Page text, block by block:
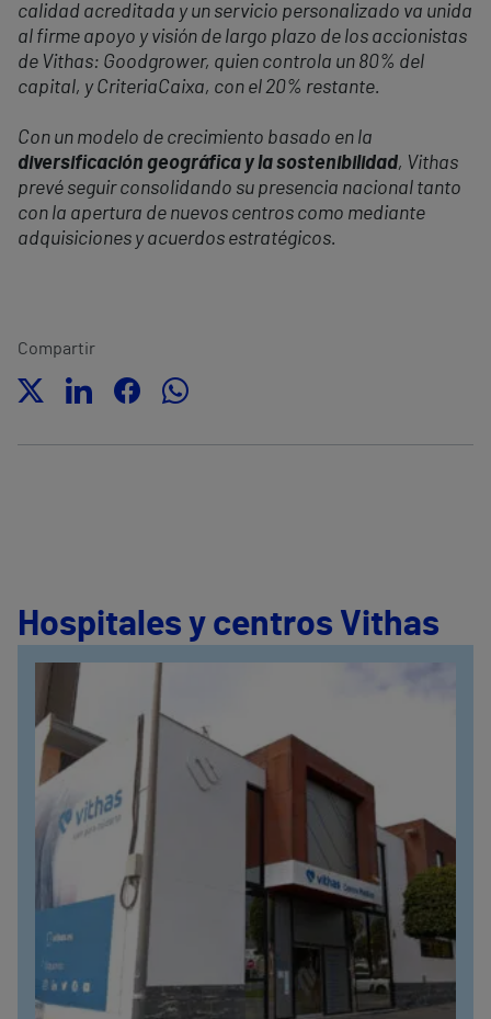
calidad acreditada y un servicio personalizado va unida
al firme apoyo y visión de largo plazo de los accionistas
de Vithas: Goodgrower, quien controla un 80% del
capital, y CriteriaCaixa, con el 20% restante.
Con un modelo de crecimiento basado en la
diversificación geográfica y la sostenibilidad, Vithas
prevé seguir consolidando su presencia nacional tanto
con la apertura de nuevos centros como mediante
adquisiciones y acuerdos estratégicos.
Compartir
Hospitales y centros Vithas